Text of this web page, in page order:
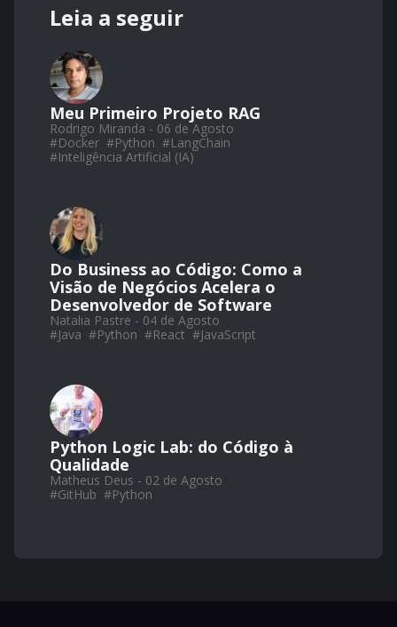
Leia a seguir
Meu Primeiro Projeto RAG
Rodrigo Miranda - 06 de Agosto
#Docker #Python #LangChain
#Inteligência Artificial (IA)
Do Business ao Código: Como a
Visão de Negócios Acelera o
Desenvolvedor de Software
Natalia Pastre - 04 de Agosto
#Java #Python #React #JavaScript
Python Logic Lab: do Código à
Qualidade
Matheus Deus - 02 de Agosto
#GitHub #Python